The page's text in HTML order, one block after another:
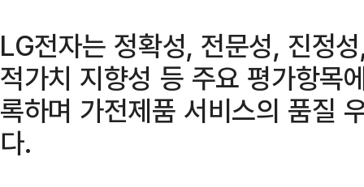
LG전자는 정확성, 전문성, 진정
적가치 지향성 등 주요 평가항목
록하며 가전제품 서비스의 품질
다.